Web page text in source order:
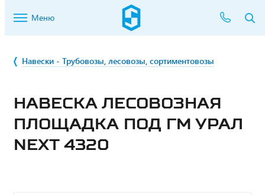
Меню
Навески - Трубовозы, лесовозы, сортиментовозы
НАВЕСКА ЛЕСОВОЗНАЯ
ПЛОЩАДКА ПОД ГМ УРАЛ
NEXT 4320